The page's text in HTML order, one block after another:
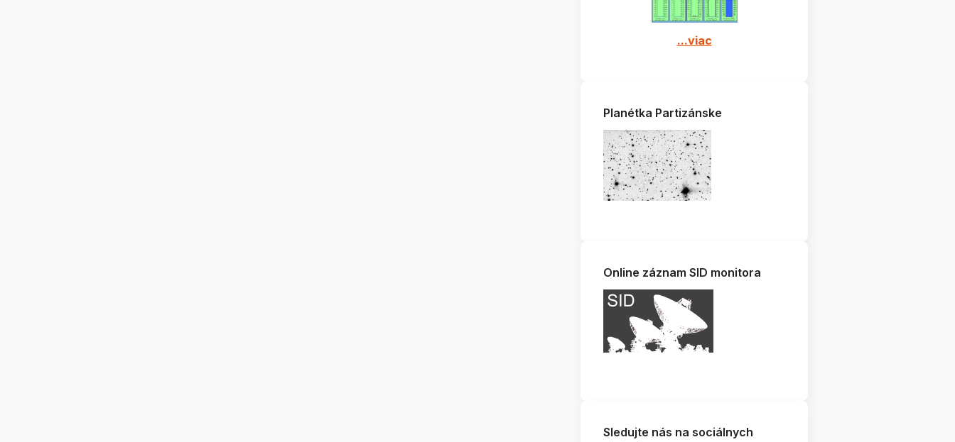
...viac
Planétka Partizánske
Online záznam SID monitora
Sledujte nás na sociálnych